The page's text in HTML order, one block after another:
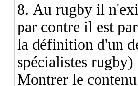
8. Au rugby il
par contre il est
la définition d'un
spécialistes rugby)
Montrer le contenu